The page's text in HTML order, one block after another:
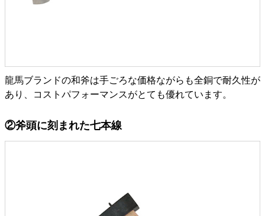
龍馬ブランドの和斧は手ごろな価格ながらも全銅で耐久性が
あり、コストパフォーマンスがとても優れています。
②斧頭に刻まれた七本線